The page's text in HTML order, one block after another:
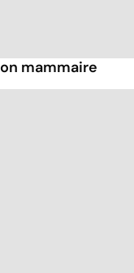
mammaire